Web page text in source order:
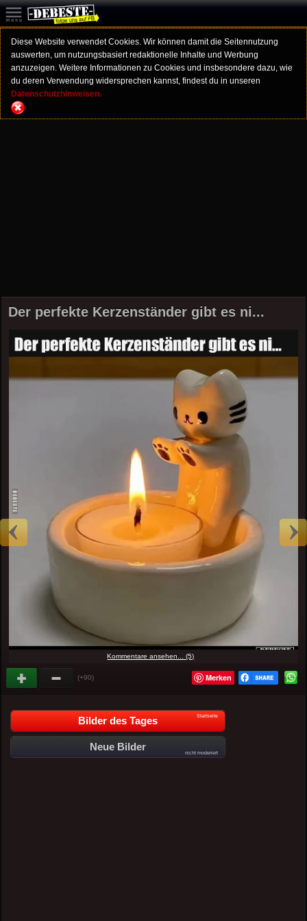
Diese Website verwendet Cookies. Wir können damit die Seitennutzung
auswerten, um nutzungsbasiert redaktionelle Inhalte und Werbung
anzuzeigen. Weitere Informationen zu Cookies und insbesondere dazu, wie
du deren Verwendung widersprechen kannst, findest du in unseren
Datenschutzhinweisen.
Der perfekte Kerzenständer gibt es ni...
Kommentare ansehen... (5)
(+90) Merken
Bilder des Tages Startseite
Neue Bilder
nicht moderiert